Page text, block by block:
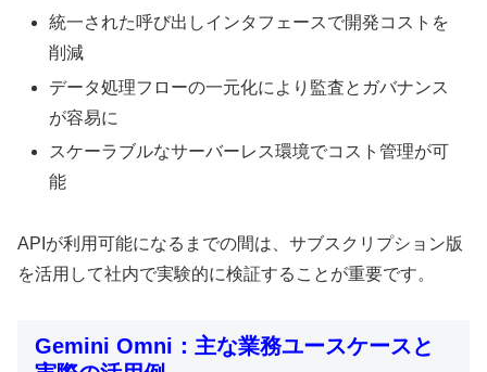
統一された呼び出しインタフェースで開発コストを
削減
データ処理フローの一元化により監査とガバナンス
が容易に
スケーラブルなサーバーレス環境でコスト管理が可
能
APIが利用可能になるまでの間は、サブスクリプション版
を活用して社内で実験的に検証することが重要です。
Gemini Omni：主な業務ユースケースと